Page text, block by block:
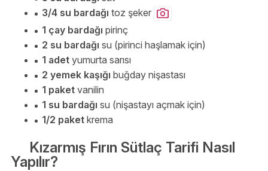
3/4 su bardağı toz şeker
1 çay bardağı pirinç
2 su bardağı su (pirinci haşlamak için)
1 adet yumurta sarısı
2 yemek kaşığı buğday nişastası
1 paket vanilin
1 su bardağı su (nişastayı açmak için)
1/2 paket krema
Kızarmış Fırın Sütlaç Tarifi Nasıl
Yapılır?